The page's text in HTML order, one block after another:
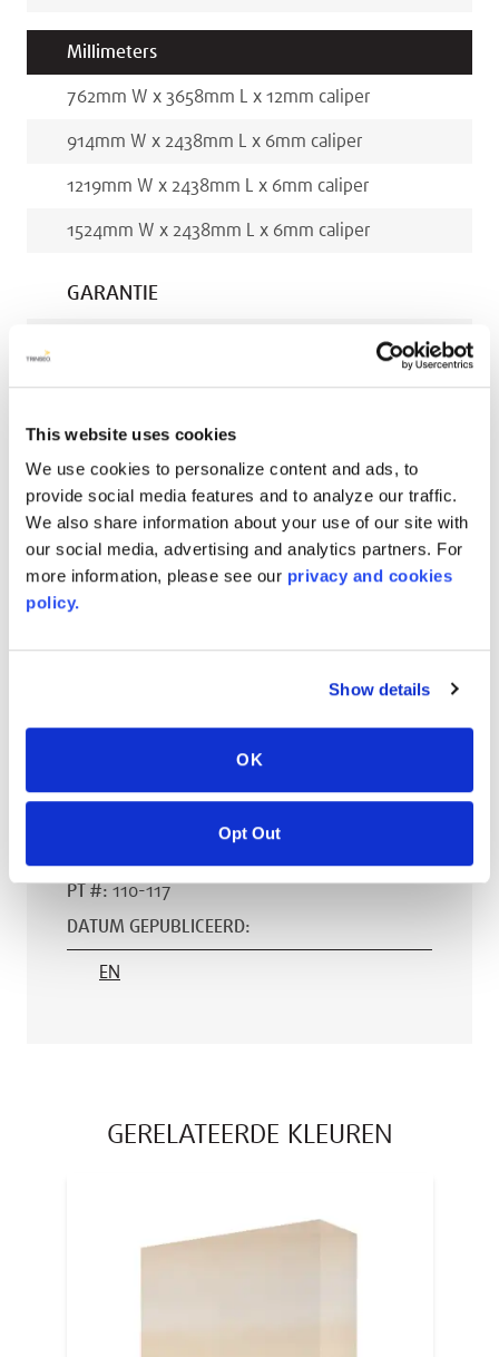
This website uses cookies
We use cookies to personalize content and ads, to
provide social media features and to analyze our traffic.
We also share information about your use of our site with
our social media, advertising and analytics partners. For
more information, please see our privacy and cookies
policy.
Show details
OK
Opt Out
Millimeters
762mm W x 3658mm L x 12mm caliper
914mm W x 2438mm L x 6mm caliper
1219mm W x 2438mm L x 6mm caliper
1524mm W x 2438mm L x 6mm caliper
GARANTIE
DATUM GEPUBLICEERD
EN
AVONITE® 15 YEAR Warranty
AVONITE® 10 YEAR ADVANC3
PT #: 110-117
DATUM GEPUBLICEERD:
EN
GERELATEERDE KLEUREN